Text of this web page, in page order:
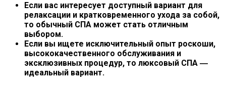
Если вас интересует доступный вариант для
релаксации и кратковременного ухода за собой,
то обычный СПА может стать отличным
выбором.
Если вы ищете исключительный опыт роскоши,
высококачественного обслуживания и
эксклюзивных процедур, то люксовый СПА ―
идеальный вариант.